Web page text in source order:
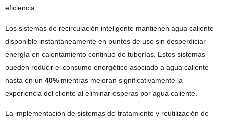
eficiencia.
Los sistemas de recirculación inteligente mantienen agua caliente
disponible instantáneamente en puntos de uso sin desperdiciar
energía en calentamiento continuo de tuberías. Estos sistemas
pueden reducir el consumo energético asociado a agua caliente
hasta en un 40% mientras mejoran significativamente la
experiencia del cliente al eliminar esperas por agua caliente.
La implementación de sistemas de tratamiento y reutilización de